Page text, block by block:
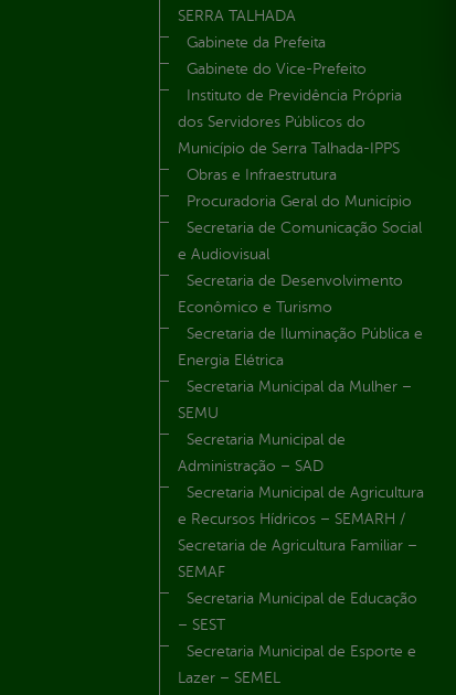
SERRA TALHADA
Gabinete da Prefeita
Gabinete do Vice-Prefeito
Instituto de Previdência Própria
dos Servidores Públicos do
Município de Serra Talhada-IPPS
Obras e Infraestrutura
Procuradoria Geral do Município
Secretaria de Comunicação Social
e Audiovisual
Secretaria de Desenvolvimento
Econômico e Turismo
Secretaria de Iluminação Pública e
Energia Elétrica
Secretaria Municipal da Mulher –
SEMU
Secretaria Municipal de
Administração – SAD
Secretaria Municipal de Agricultura
e Recursos Hídricos – SEMARH /
Secretaria de Agricultura Familiar –
SEMAF
Secretaria Municipal de Educação
– SEST
Secretaria Municipal de Esporte e
Lazer – SEMEL